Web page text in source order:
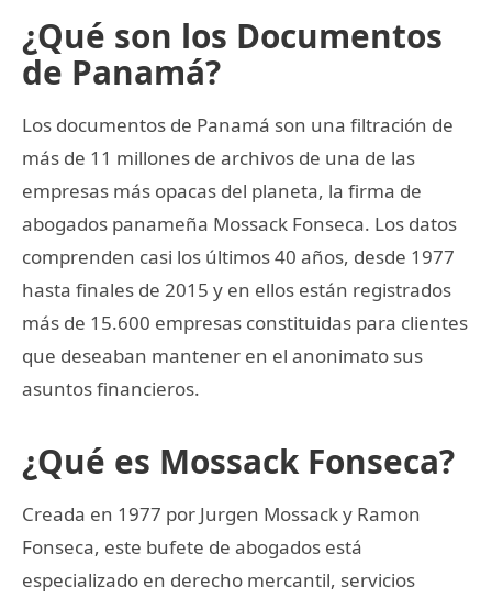
¿Qué son los Documentos
de Panamá?
Los documentos de Panamá son una filtración de
más de 11 millones de archivos de una de las
empresas más opacas del planeta, la firma de
abogados panameña Mossack Fonseca. Los datos
comprenden casi los últimos 40 años, desde 1977
hasta finales de 2015 y en ellos están registrados
más de 15.600 empresas constituidas para clientes
que deseaban mantener en el anonimato sus
asuntos financieros.
¿Qué es Mossack Fonseca?
Creada en 1977 por Jurgen Mossack y Ramon
Fonseca, este bufete de abogados está
especializado en derecho mercantil, servicios